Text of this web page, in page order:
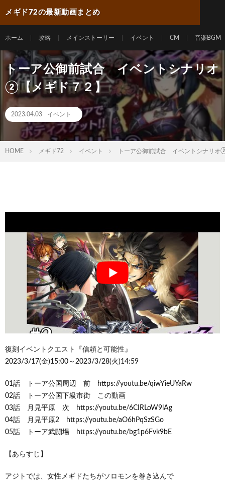
メギド72の最新動画まとめ
ホーム 攻略 メインストーリー イベント CM 音楽BGM
トーア公御前試合 イベントシナリオ
②【メギド７２】
2023.04.03 イベント
HOME メギド72 イベント トーア公御前試合 イベントシナリオ
復刻イベントクエスト『信頼と可能性』
2023/3/17(金)15:00～2023/3/28(火)14:59
01話 トーア公国周辺 前 https://youtu.be/qiwYieUYaRw
02話 トーア公国下級市街 この動画
03話 月見平原 次 https://youtu.be/6CIRLoW9lAg
04話 月見平原2 https://youtu.be/aO6hPqSzSGo
05話 トーア武闘場 https://youtu.be/bg1p6Fvk9bE
【あらすじ】
アジトでは、女性メギドたちがソロモンを巻き込んで